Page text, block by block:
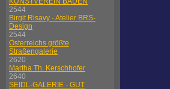
2544
Birgit Risavy - Atelier BRS-
Design
2544
Österreichs größte
Straßengalerie
2620
Martha Th. Kerschhofer
2640
SEIDL-GALERIE - GUT